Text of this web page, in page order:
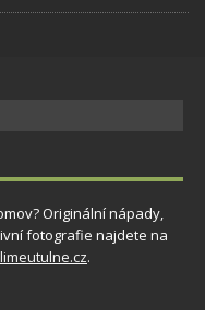
Originální nápady,
fotografie najdete na
.